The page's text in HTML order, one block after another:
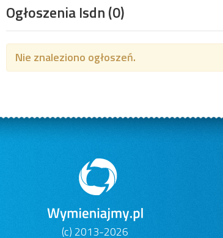
Ogłoszenia Isdn(0)
Nie znaleziono ogłoszeń.
(c) 2013-2026